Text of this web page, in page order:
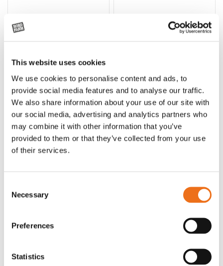
This website uses cookies
We use cookies to personalise content and ads, to
provide social media features and to analyse our traffic.
We also share information about your use of our site with
our social media, advertising and analytics partners who
may combine it with other information that you’ve
provided to them or that they’ve collected from your use
of their services.
Selection
Necessary
Preferences
Statistics
Lägg till i varukorg
Rotor, komplett med slagor
35 730kr (ex. moms)
Grön truckknapp
530kr (ex. moms)